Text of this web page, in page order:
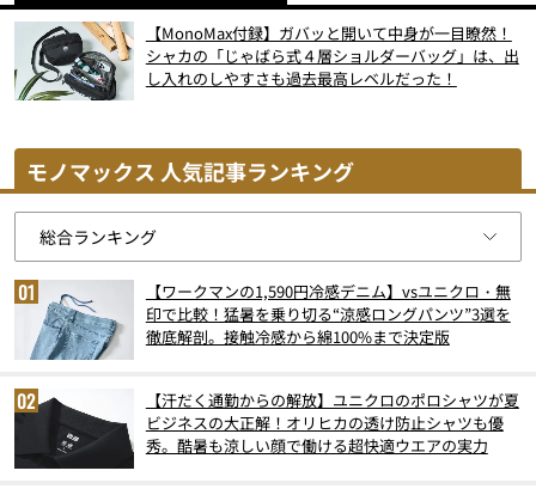
【MonoMax付録】ガバッと開いて中身が一目瞭然！
シャカの「じゃばら式４層ショルダーバッグ」は、出
し入れのしやすさも過去最高レベルだった！
モノマックス 人気記事ランキング
【ワークマンの1,590円冷感デニム】vsユニクロ・無
印で比較！猛暑を乗り切る“涼感ロングパンツ”3選を
徹底解剖。接触冷感から綿100%まで決定版
【汗だく通勤からの解放】ユニクロのポロシャツが夏
ビジネスの大正解！オリヒカの透け防止シャツも優
秀。酷暑も涼しい顔で働ける超快適ウエアの実力